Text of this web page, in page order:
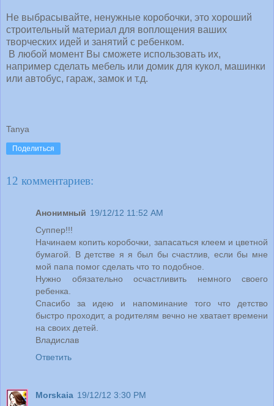
Не выбрасывайте, ненужные коробочки, это хороший
строительный материал для воплощения ваших
творческих идей и занятий с ребенком.
В любой момент Вы сможете использовать их,
например сделать мебель или домик для кукол, машинки
или автобус, гараж, замок и т.д.
Tanya
Поделиться
12 комментариев:
Анонимный 19/12/12 11:52 AM
Суппер!!!
Начинаем копить коробочки, запасаться клеем и цветной
бумагой. В детстве я я был бы счастлив, если бы мне
мой папа помог сделать что то подобное.
Нужно обязательно осчастливить немного своего
ребенка.
Спасибо за идею и напоминание того что детство
быстро проходит, а родителям вечно не хватает времени
на своих детей.
Владислав
Ответить
Morskaia 19/12/12 3:30 PM